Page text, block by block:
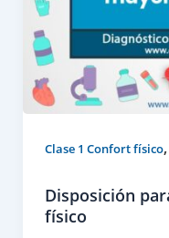
Clase 1 Confort físico,
Disposición
físico